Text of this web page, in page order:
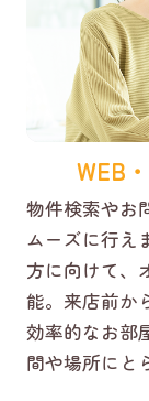
WEB
物件検索やお
ムーズに行え
方に向けて、
能。来店前か
効率的なお部
間や場所にと